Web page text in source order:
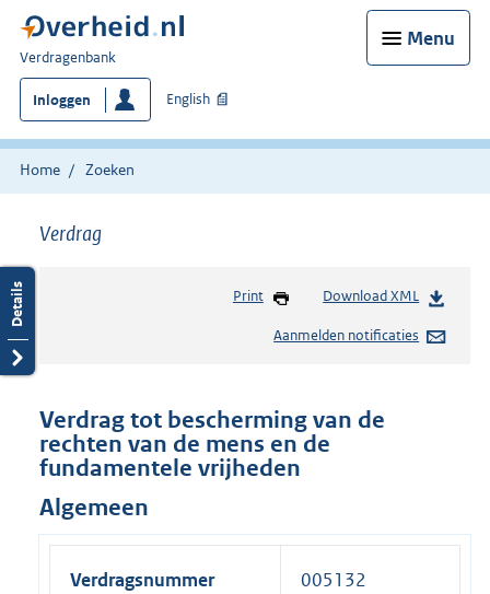
Menu
U
bent
hier:
Verdragenbank
Inloggen English
Home Zoeken
Verdrag
Print Download XML
Aanmelden notificaties
Verdrag tot bescherming van de
rechten van de mens en de
fundamentele vrijheden
Algemeen
Verdragsnummer 005132